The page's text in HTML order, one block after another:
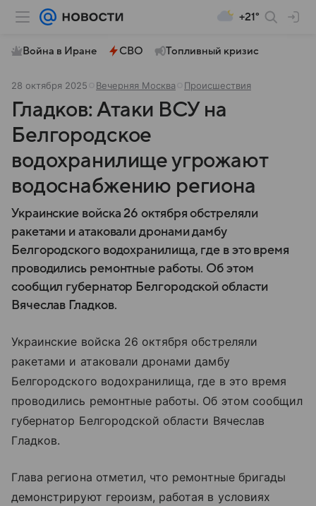
+21°
Война в Иране СВО Топливный кризис
28 октября 2025 Вечерняя Москва Происшествия
Гладков: Атаки ВСУ на
Белгородское
водохранилище угрожают
водоснабжению региона
Украинские войска 26 октября обстреляли
ракетами и атаковали дронами дамбу
Белгородского водохранилища, где в это время
проводились ремонтные работы. Об этом
сообщил губернатор Белгородской области
Вячеслав Гладков.
Украинские войска 26 октября обстреляли
ракетами и атаковали дронами дамбу
Белгородского водохранилища, где в это время
проводились ремонтные работы. Об этом сообщил
губернатор Белгородской области Вячеслав
Гладков.
Глава региона отметил, что ремонтные бригады
демонстрируют героизм, работая в условиях